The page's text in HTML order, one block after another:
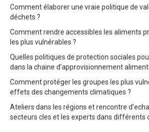
Comment élaborer une vraie politique de
déchets ?
Comment rendre accessibles les aliments
les plus vulnérables ?
Quelles politiques de protection sociales
dans la chaine d’approvisionnement
Comment protéger les groupes les plus
effets des changements climatiques ?
Ateliers dans les régions et rencontre
secteurs cles et les experts dans différents